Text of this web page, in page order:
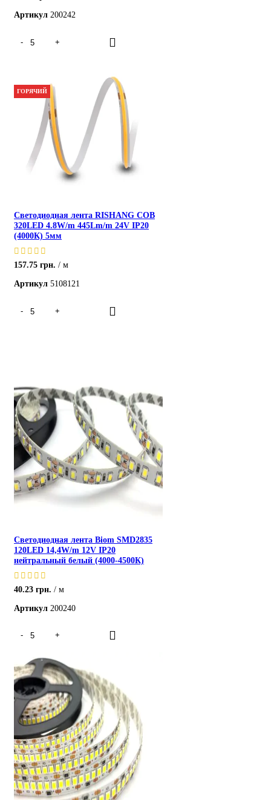
Артикул 200242
ГОРЯЧИЙ
Светодиодная лента RISHANG COB
320LED 4.8W/m 445Lm/m 24V IP20
(4000К) 5мм
157.75 грн.
м
Артикул 5108121
Светодиодная лента Biom SMD2835
120LED 14,4W/m 12V IP20
нейтральный белый (4000-4500К)
40.23 грн.
м
Артикул 200240